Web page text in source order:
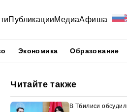
ПубликацииМедиаАфиша
Экономика Образование
Читайте также
В Тбилиси